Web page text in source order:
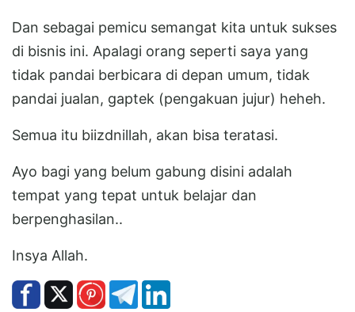
Dan sebagai pemicu semangat kita untuk sukses
di bisnis ini. Apalagi orang seperti saya yang
tidak pandai berbicara di depan umum, tidak
pandai jualan, gaptek (pengakuan jujur) heheh.
Semua itu biizdnillah, akan bisa teratasi.
Ayo bagi yang belum gabung disini adalah
tempat yang tepat untuk belajar dan
berpenghasilan..
Insya Allah.